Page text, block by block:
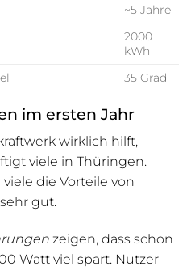
~5 Jahre
2000
kWh
35 Grad
im ersten Jahr
wirklich hilft,
viele in Thüringen.
die Vorteile von
sehr gut.
zeigen, dass schon
Watt viel spart. Nutzer